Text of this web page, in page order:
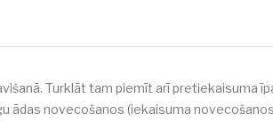
Turklāt tam piemīt arī pretiekaisuma
ādas novecošanos (iekaisuma